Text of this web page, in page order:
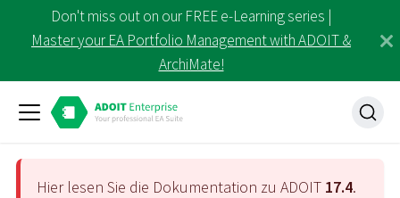
Don't miss out on our FREE e-Learning series |
Master your EA Portfolio Management with ADOIT &
ArchiMate!
Hier lesen Sie die Dokumentation zu ADOIT 17.4.